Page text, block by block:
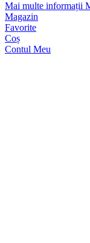
Mai multe informații
Magazin
Favorite
Coș
Contul Meu